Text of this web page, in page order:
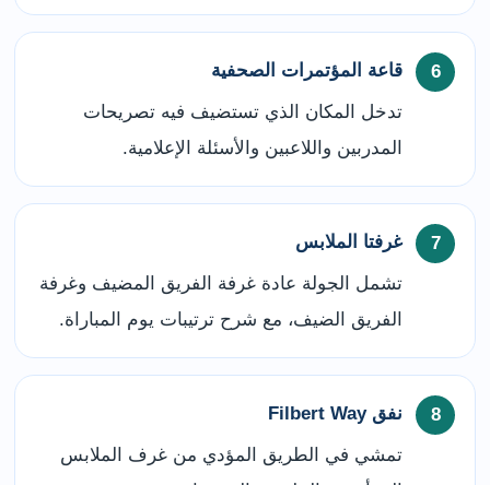
قاعة المؤتمرات الصحفية
تدخل المكان الذي تستضيف فيه تصريحات
المدربين واللاعبين والأسئلة الإعلامية.
غرفتا الملابس
تشمل الجولة عادة غرفة الفريق المضيف وغرفة
الفريق الضيف، مع شرح ترتيبات يوم المباراة.
نفق Filbert Way
تمشي في الطريق المؤدي من غرف الملابس